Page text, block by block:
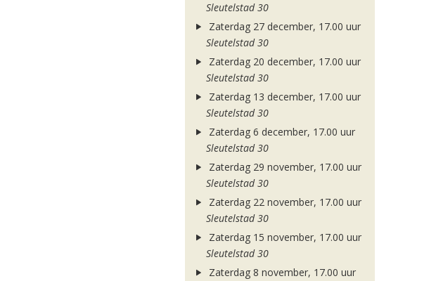
Sleutelstad 30
Zaterdag 27 december, 17.00 uur
Sleutelstad 30
Zaterdag 20 december, 17.00 uur
Sleutelstad 30
Zaterdag 13 december, 17.00 uur
Sleutelstad 30
Zaterdag 6 december, 17.00 uur
Sleutelstad 30
Zaterdag 29 november, 17.00 uur
Sleutelstad 30
Zaterdag 22 november, 17.00 uur
Sleutelstad 30
Zaterdag 15 november, 17.00 uur
Sleutelstad 30
Zaterdag 8 november, 17.00 uur